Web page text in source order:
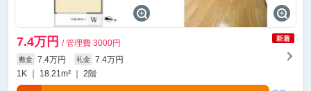
7.4万円 / 管理費 3000円
敷金 7.4万円 礼金
7.4万円
1K ｜ 18.21m² ｜ 2階